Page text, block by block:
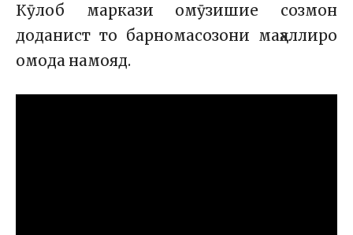
Кӯлоб маркази омӯзишие созмон
доданист то барномасозони маҳаллиро
омода намояд.